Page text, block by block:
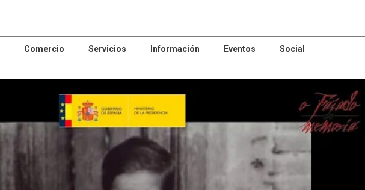
Comercio Servicios Información Eventos Social